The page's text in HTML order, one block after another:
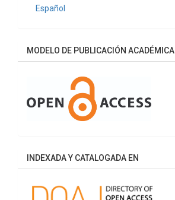
Español
MODELO DE PUBLICACIÓN ACADÉMICA
INDEXADA Y CATALOGADA EN